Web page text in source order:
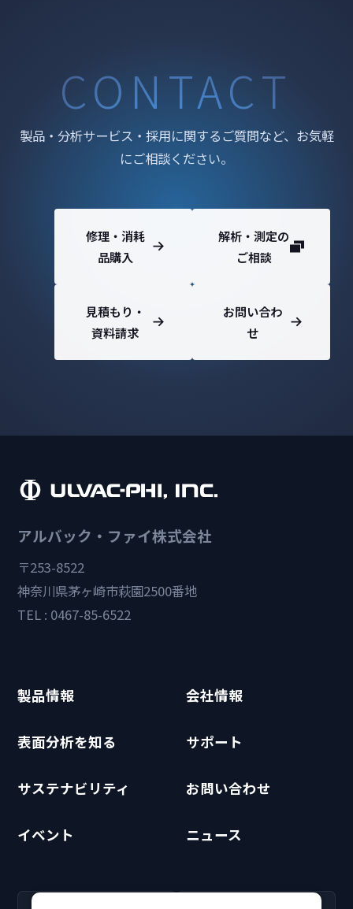
CONTACT
製品・分析サービス・採用に関するご質問など、お気軽
にご相談ください。
修理・消耗
品購入
解析・測定の
ご相談
見積もり・
資料請求
お問い合わ
せ
アルバック・ファイ株式会社
〒253-8522
神奈川県茅ヶ崎市萩園2500番地
TEL : 0467-85-6522
製品情報 会社情報
表面分析を知る サポート
サステナビリティ お問い合わせ
イベント ニュース